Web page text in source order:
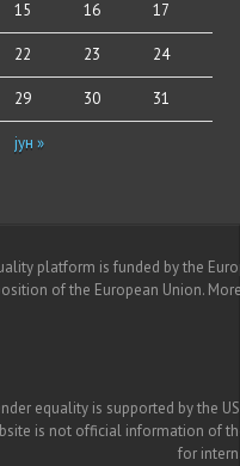
јун »
15 16 17
22 23 24
29 30 31
platform is funded by the
of the European Union.
equality is supported by the
is not official information of
for